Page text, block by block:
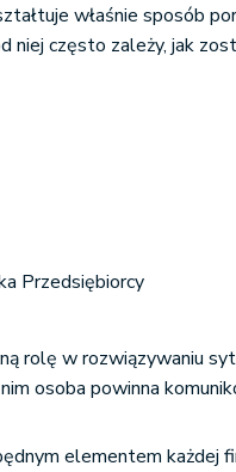
właśnie sposób
niej często zależy, jak
Przedsiębiorcy
rolę w rozwiązywaniu
osoba powinna
elementem każdej